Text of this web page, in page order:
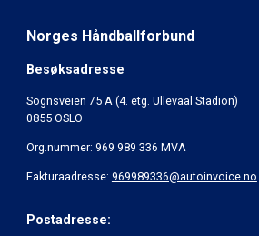
Norges Håndballforbund
Besøksadresse
Sognsveien 75 A (4. etg. Ullevaal Stadion)
0855 OSLO
Org.nummer: 969 989 336 MVA
Fakturaadresse: 969989336@autoinvoice.no
Postadresse: